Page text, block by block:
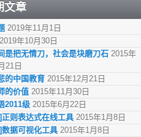
文章
2019年11月1日
2019年10月30日
是把无情刀，社会是块磨刀石 2015年
21日
的中国教育 2015年12月21日
的价值 2015年11月30日
2011级 2015年6月22日
正则表达式在线工具 2015年1月8日
数据可视化工具 2015年1月8日